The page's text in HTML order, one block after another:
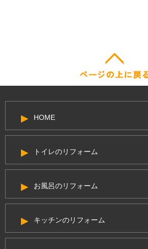
HOME
トイレのリフォーム
お風呂のリフォーム
キッチンのリフォーム